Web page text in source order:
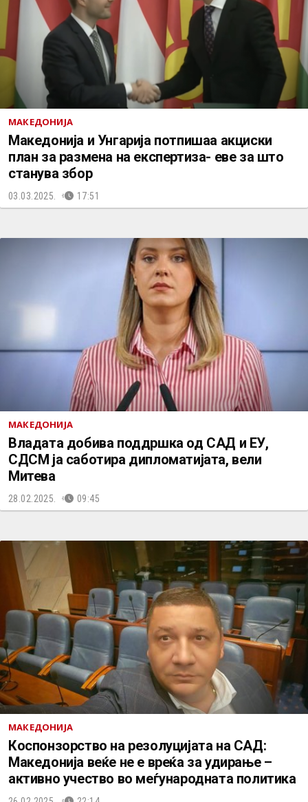
МАКЕДОНИЈА
Македонија и Унгарија потпишаа акциски
план за размена на експертиза- еве за што
станува збор
03.03.2025. 17:51
МАКЕДОНИЈА
Владата добива поддршка од САД и ЕУ,
СДСМ ја саботира дипломатијата, вели
Митева
28.02.2025. 09:45
МАКЕДОНИЈА
Коспонзорство на резолуцијата на САД:
Македонија веќе не е вреќа за удирање –
активно учество во меѓународната политика